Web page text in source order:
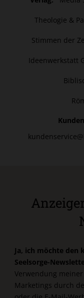
Theologie &
Stimmen der
Ideenwerkstatt
Ja, ich möchte den
Seelsorge-
Verwendung
Marketings durch